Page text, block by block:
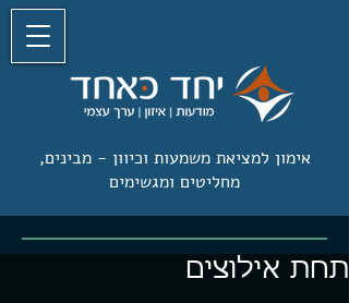
אימון למציאת משמעות וכיוון -מבינים,
מחליטים ומגשימים
תחת אילוצים